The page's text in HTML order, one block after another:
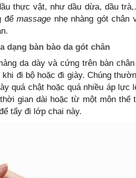
thực vật, như dầu dừa, dầu
đểmassage nhẹ nhàng gót chân
dạng bàn bào da gót chân
da dày và cứng trên bàn
đi bộ hoặc đi giày. Chúng
quá chật hoặc quá nhiều áp lực
gian dài hoặc từ một môn thể
tẩy đi lớp chai này.